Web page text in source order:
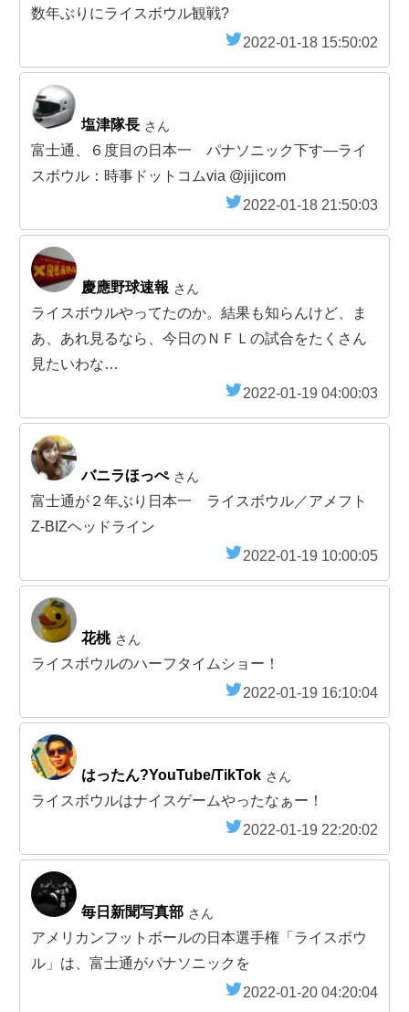
数年ぶりにライスボウル観戦?
2022-01-18 15:50:02
塩津隊長 さん
富士通、６度目の日本一 パナソニック下す―ライ
スボウル：時事ドットコムvia @jijicom
2022-01-18 21:50:03
慶應野球速報 さん
ライスボウルやってたのか。結果も知らんけど、ま
あ、あれ見るなら、今日のＮＦＬの試合をたくさん
見たいわな…
2022-01-19 04:00:03
バニラほっぺ さん
富士通が２年ぶり日本一 ライスボウル／アメフト
Z-BIZヘッドライン
2022-01-19 10:00:05
花桃 さん
ライスボウルのハーフタイムショー！
2022-01-19 16:10:04
はったん?YouTube/TikTok さん
ライスボウルはナイスゲームやったなぁー！
2022-01-19 22:20:02
毎日新聞写真部 さん
アメリカンフットボールの日本選手権「ライスボウ
ル」は、富士通がパナソニックを
2022-01-20 04:20:04